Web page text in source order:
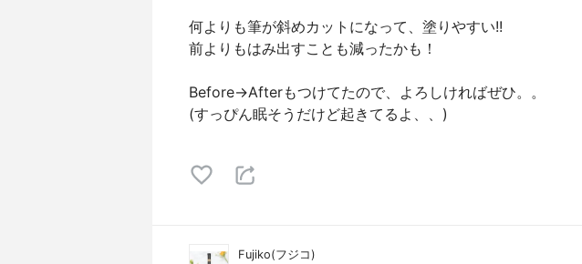
何よりも筆が斜めカットになって、塗りやすい!!
前よりもはみ出すことも減ったかも！
Before→Afterもつけてたので、よろしければぜひ。。
(すっぴん眠そうだけど起きてるよ、、)
Fujiko(フジコ)